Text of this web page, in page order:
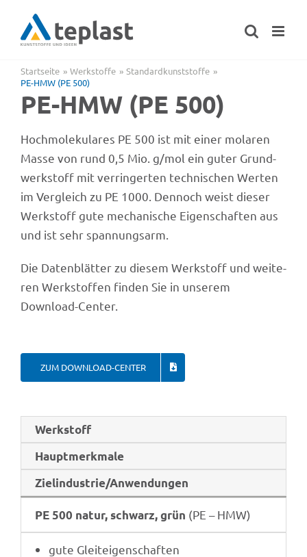
Inhalt
springen
Startseite Werk­stoffe
Stan­dard­kunst­stoffe
PE-HMW (PE 500)
PE-HMW (PE 500)
Hoch­mo­le­ku­la­res PE 500 ist mit einer mola­ren
Masse von rund 0,5 Mio. g/mol ein guter Grund­
werk­stoff mit verrin­ger­ten tech­ni­schen Werten
im Vergleich zu PE 1000. Dennoch weist dieser
Werk­stoff gute mecha­ni­sche Eigen­schaf­ten aus
und ist sehr spannungsarm.
Die Daten­blät­ter zu diesem Werk­stoff und weite­
ren Werk­stof­fen finden Sie in unse­rem
Download-Center.
ZUM DOWN­LOAD-CENTER
Werk­stoff
Haupt­merk­male
Zielindustrie/Anwendungen
PE 500 natur, schwarz, grün (PE – HMW)
gute Glei­t­ei­gen­schaf­ten